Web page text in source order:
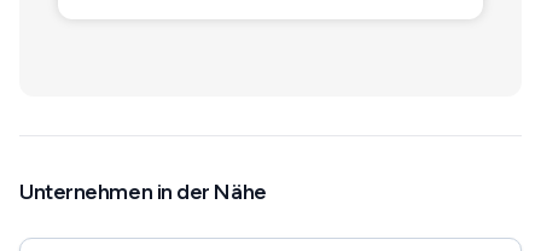
Unternehmen in der Nähe